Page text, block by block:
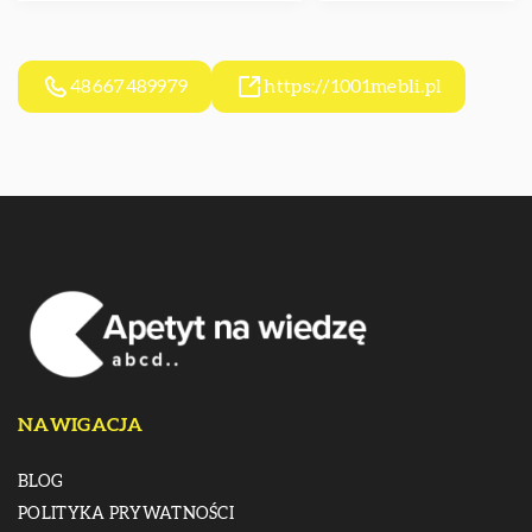
48667489979 https://1001mebli.pl
NAWIGACJA
BLOG
POLITYKA PRYWATNOŚCI